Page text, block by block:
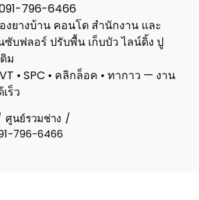
796-6466
งยางบ้าน คอนโด สำนักงาน และ
ซับฟลอร์ ปรับพื้น เก็บบัว ไลน์ดิ้ง ปู
ม
• SPC • คลิกล็อค • ทากาว — งาน
ร็ว
ศูนย์รวมช่าง
796-6466